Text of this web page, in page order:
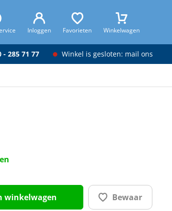
Inloggen Favorieten Winkelwagen
- 285 71 77 Winkel is gesloten: mail ons
winkelwagen Bewaar